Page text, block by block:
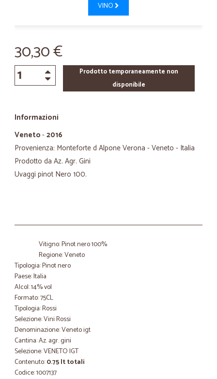
VINO
30,30 €
Prodotto temporaneamente non
disponibile
Informazioni
Veneto-2016
Provenienza: Monteforte d Alpone Verona - Veneto - Italia
Prodotto da Az. Agr. Gini
Uvaggi pinot Nero 100.
Vitigno: Pinot nero 100%
Regione: Veneto
Tipologia: Pinot nero
Paese: Italia
Alcol: 14% vol
Formato: 75CL
Tipologia: Rossi
Selezione: Vini Rossi
Denominazione: Veneto igt
Cantina: Az. agr. gini
Selezione: VENETO IGT
Contenuto:0.75 lt totali
Codice: 1007137